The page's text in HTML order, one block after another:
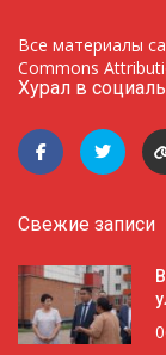
Все материалы
Commons
Хурал в
Свежие записи